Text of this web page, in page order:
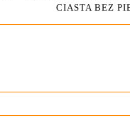
CIASTA BEZ